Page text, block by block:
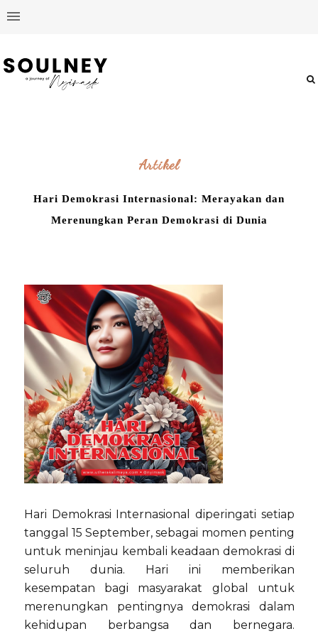
Artikel
Hari Demokrasi Internasional: Merayakan dan
Merenungkan Peran Demokrasi di Dunia
Hari Demokrasi Internasional diperingati setiap
tanggal 15 September, sebagai momen penting
untuk meninjau kembali keadaan demokrasi di
seluruh dunia. Hari ini memberikan
kesempatan bagi masyarakat global untuk
merenungkan pentingnya demokrasi dalam
kehidupan berbangsa dan bernegara.